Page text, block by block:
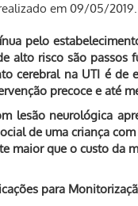
em 09/05/2019.
pelo
alto risco são passos
cerebral na UTI é de
precoce e até
lesão neurológica
de uma criança
maior que o custo da
para